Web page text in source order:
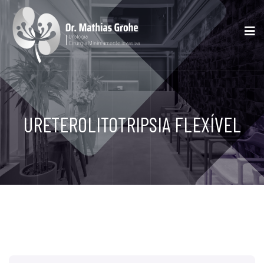
URETEROLITOTRIPSIA FLEXÍVEL